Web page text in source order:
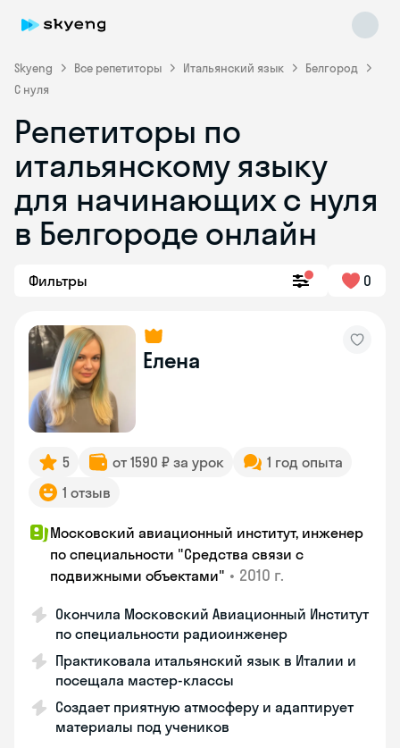
Skyeng Все репетиторы Итальянский язык
Белгород
С нуля
Репетиторы по
итальянскому языку
для начинающих с нуля
в Белгороде онлайн
Фильтры 0
Елена
5 от 1590 ₽ за урок
1 год опыта
1 отзыв
Московский авиационный институт, инженер
по специальности "Средства связи с
подвижными объектами" • 2010 г.
Окончила Московский Авиационный Институт
по специальности радиоинженер
Практиковала итальянский язык в Италии и
посещала мастер-классы
Создает приятную атмосферу и адаптирует
материалы под учеников
Skyeng Chat